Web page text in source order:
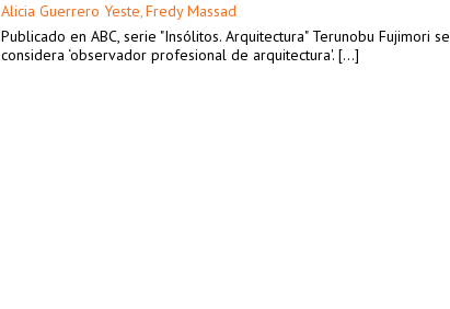
Alicia Guerrero Yeste, Fredy Massad
Publicado en ABC, serie "Insólitos. Arquitectura" Terunobu Fujimori se
considera ‘observador profesional de arquitectura'. [...]